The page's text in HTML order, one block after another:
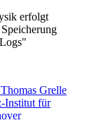
erfolgt